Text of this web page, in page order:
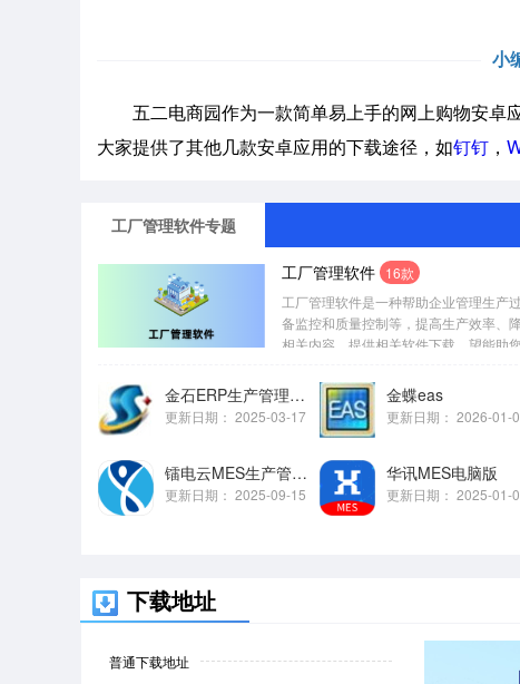
小
五二电商园作为一款简单易上手的网上购物安卓
大家提供了其他几款安卓应用的下载途径，如钉钉 ，
工厂管理软件专题
工厂管理软件 16款
工厂管理软件是一种帮助企业管理生产
备监控和质量控制等，提高生产效率、
相关内容，提供相关软件下载，望能助
金石ERP生产管理软件
更新日期： 2025-03-17
金蝶eas
更新日期： 2026-01-
镭电云MES生产管理电脑版
更新日期： 2025-09-15
华讯MES电脑版
更新日期： 2025-01-
下载地址
普通下载地址